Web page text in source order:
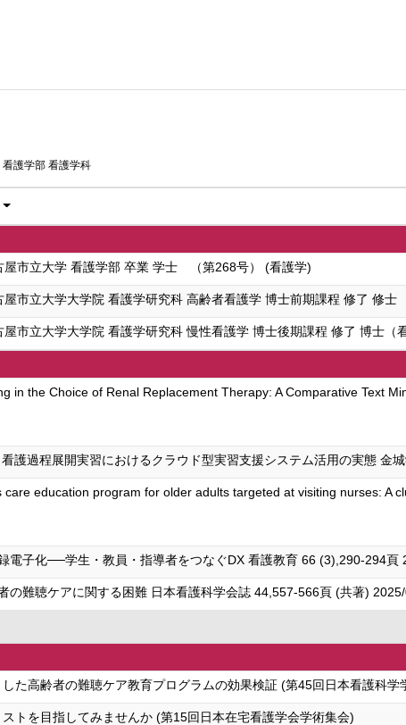
護学部 看護学科
屋市立大学 看護学部 卒業 学士 （第268号） (看護学)
屋市立大学大学院 看護学研究科 高齢者看護学 博士前期課程 修了 修
屋市立大学大学院 看護学研究科 慢性看護学 博士後期課程 修了 博士
in the Choice of Renal Replacement Therapy: A Comparative Text
護過程展開実習におけるクラウド型実習支援システム活用の実態 金
care education program for older adults targeted at visiting nurses: A
電子化──学生・教員・指導者をつなぐDX 看護教育 66 (3),290-294頁
の難聴ケアに関する困難 日本看護科学会誌 44,557-566頁 (共著) 2025/
た高齢者の難聴ケア教育プログラムの効果検証 (第45回日本看護科学
トを目指してみませんか (第15回日本在宅看護学会学術集会)